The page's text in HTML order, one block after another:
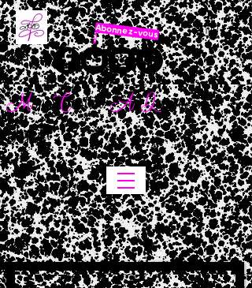
Abonnez-vous
!
MonCartonA Dessins -
Jessica
Artiste - Portraitiste / Art
réaliste